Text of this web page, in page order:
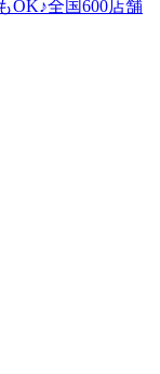
OK♪全国600店舗